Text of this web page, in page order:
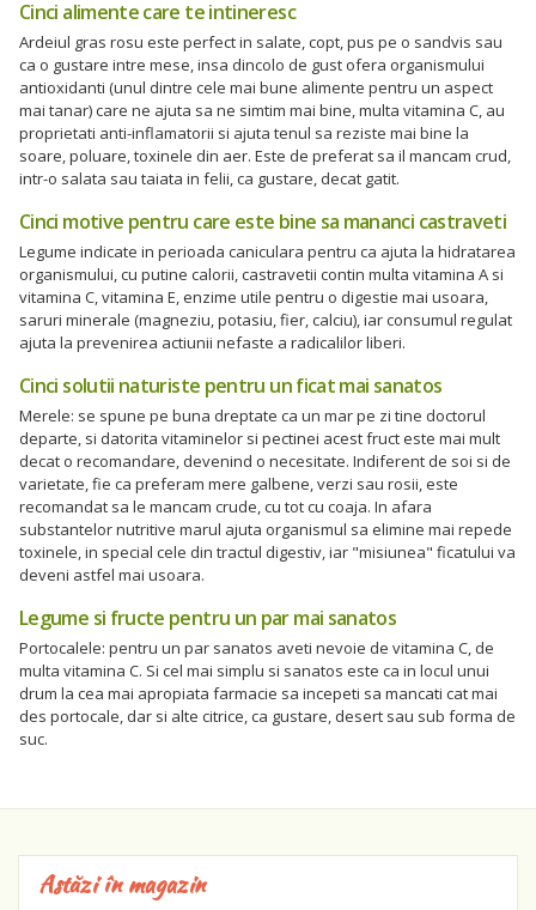
Cinci alimente care te intineresc
Ardeiul gras rosu este perfect in salate, copt, pus pe o sandvis sau
ca o gustare intre mese, insa dincolo de gust ofera organismului
antioxidanti (unul dintre cele mai bune alimente pentru un aspect
mai tanar) care ne ajuta sa ne simtim mai bine, multa vitamina C, au
proprietati anti-inflamatorii si ajuta tenul sa reziste mai bine la
soare, poluare, toxinele din aer. Este de preferat sa il mancam crud,
intr-o salata sau taiata in felii, ca gustare, decat gatit.
Cinci motive pentru care este bine sa mananci castraveti
Legume indicate in perioada caniculara pentru ca ajuta la hidratarea
organismului, cu putine calorii, castravetii contin multa vitamina A si
vitamina C, vitamina E, enzime utile pentru o digestie mai usoara,
saruri minerale (magneziu, potasiu, fier, calciu), iar consumul regulat
ajuta la prevenirea actiunii nefaste a radicalilor liberi.
Cinci solutii naturiste pentru un ficat mai sanatos
Merele: se spune pe buna dreptate ca un mar pe zi tine doctorul
departe, si datorita vitaminelor si pectinei acest fruct este mai mult
decat o recomandare, devenind o necesitate. Indiferent de soi si de
varietate, fie ca preferam mere galbene, verzi sau rosii, este
recomandat sa le mancam crude, cu tot cu coaja. In afara
substantelor nutritive marul ajuta organismul sa elimine mai repede
toxinele, in special cele din tractul digestiv, iar "misiunea" ficatului va
deveni astfel mai usoara.
Legume si fructe pentru un par mai sanatos
Portocalele: pentru un par sanatos aveti nevoie de vitamina C, de
multa vitamina C. Si cel mai simplu si sanatos este ca in locul unui
drum la cea mai apropiata farmacie sa incepeti sa mancati cat mai
des portocale, dar si alte citrice, ca gustare, desert sau sub forma de
suc.
Astăzi în magazin